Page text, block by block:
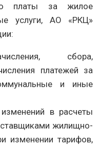
платы за жилое
услуги, АО «РКЦ»
сбора,
платежей за
и иные
в расчеты
жилищно-
изменении тарифов,